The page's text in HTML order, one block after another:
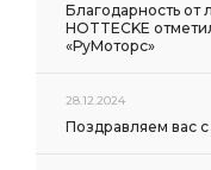
Благодарность от
HOTTECKE
«РуМоторс»
28.12.2024
Поздравляем вас